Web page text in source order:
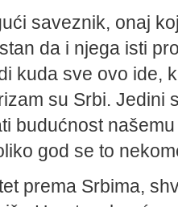
saveznik, onaj
da i njega isti
kuda sve ovo ide,
su Srbi. Jedini
budućnost
god se to
prema Srbima,